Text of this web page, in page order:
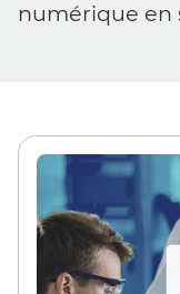
À la une
numérique en